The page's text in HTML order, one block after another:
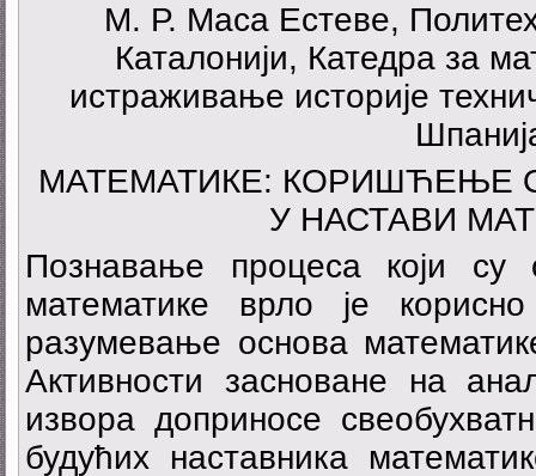
М. Р. Маса Естеве,
Каталонији, Катедра за
истраживање историје
МАТЕМАТИКЕ: КОРИШЋЕЊЕ
У НАСТАВИ
Познавање процеса који су
математике врло је
разумевање основа
Активности засноване на
извора доприносе
будућих наставника